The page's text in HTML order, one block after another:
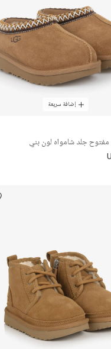
إضافة سريعة
جلد شامواه لون بني